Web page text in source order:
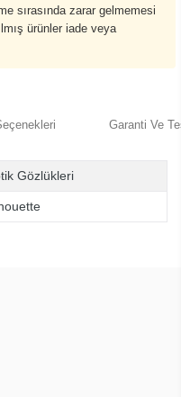
sırasında zarar gelmemesi
ürünler iade veya
Garanti Ve
Gözlükleri